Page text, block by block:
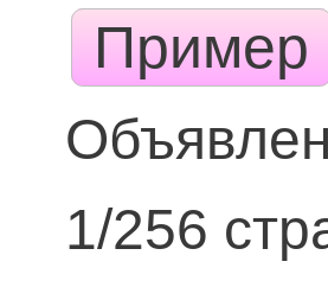
Пример
1/256